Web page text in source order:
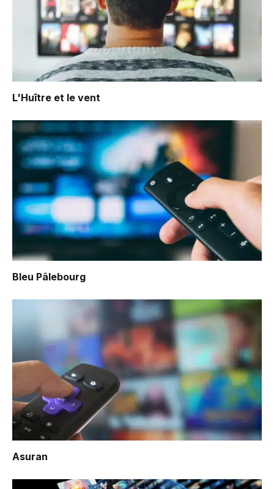
L'Huître et le vent
Bleu Pâlebourg
Asuran